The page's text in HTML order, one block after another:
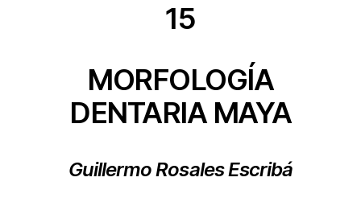
15
MORFOLOGÍA
DENTARIA MAYA
Guillermo Rosales Escribá